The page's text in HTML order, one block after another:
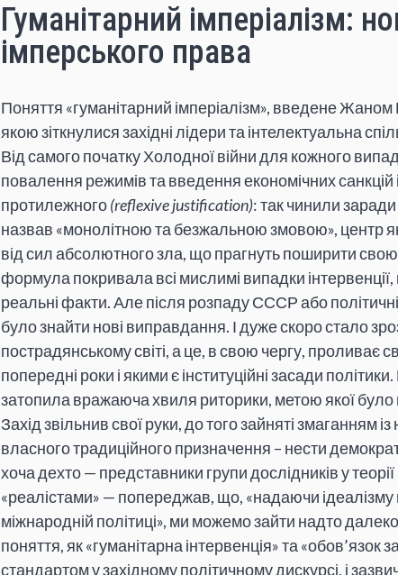
Гуманітарний імперіалізм:
імперського права
Поняття «гуманітарний імперіалізм», введене
якою зіткнулися західні лідери та інтелектуальна
Від самого початку Холодної війни для кожного
повалення режимів та введення економічних
протилежного(reflexive justification): так чинили
назвав «монолітною та безжальною змовою», центр
від сил абсолютного зла, що прагнуть поширити
формула покривала всі мислимі випадки
реальні факти. Але після розпаду СССР або
було знайти нові виправдання. І дуже скоро стало
пострадянському світі, а це, в свою чергу, проливає
попередні роки і якими є інституційні засади
затопила вражаюча хвиля риторики, метою якої
Захід звільнив свої руки, до того зайняті
власного традиційного призначення – нести
хоча дехто — представники групи дослідників у
«реалістами» — попереджав, що, «надаючи
міжнародній політиці», ми можемо зайти надто
поняття, як «гуманітарна інтервенція» та
стандартом у західному політичному дискурсі, і